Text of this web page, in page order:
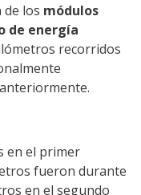
los módulos
de energía
recorridos
en el primer
fueron durante
en el segundo